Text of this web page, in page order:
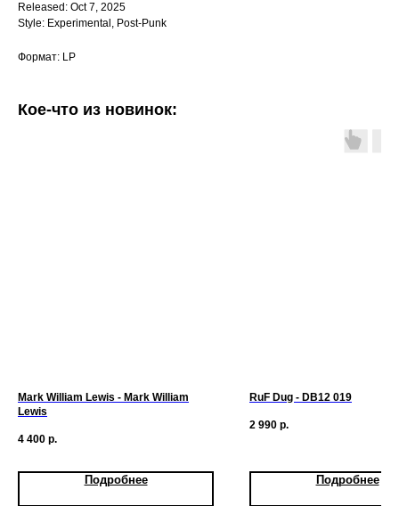
Released: Oct 7, 2025
Style: Experimental, Post-Punk
Формат: LP
Кое-что из новинок:
Mark William Lewis - Mark William
Lewis
4 400 р.
Подробнее
RuF Dug - DB12 019
2 990 р.
Подробнее